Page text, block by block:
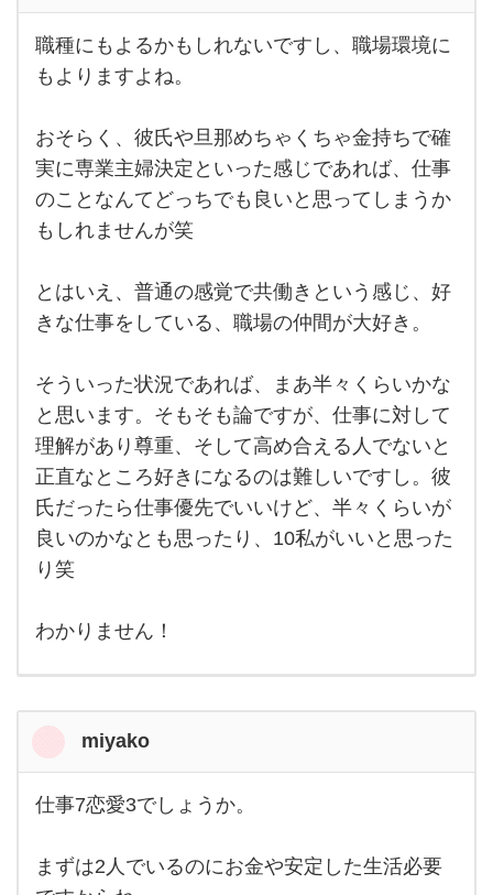
職種
にも
よる
しれ
ない
です
し、
職場
環境
にも
よ
ね。
おそ
職種にもよるかもしれないですし、職場環境に
もよりますよね。
おそらく、彼氏や旦那めちゃくちゃ金持ちで確
実に専業主婦決定といった感じであれば、仕事
のことなんてどっちでも良いと思ってしまうか
もしれませんが笑
とはいえ、普通の感覚で共働きという感じ、好
きな仕事をしている、職場の仲間が大好き。
そういった状況であれば、まあ半々くらいかな
と思います。そもそも論ですが、仕事に対して
理解があり尊重、そして高め合える人でないと
正直なところ好きになるのは難しいですし。彼
氏だったら仕事優先でいいけど、半々くらいが
良いのかなとも思ったり、10私がいいと思った
り笑
わかりません！
miyako
仕事
でし
ょう
仕事7恋愛3でしょうか。
まずは2人でいるのにお金や安定した生活必要